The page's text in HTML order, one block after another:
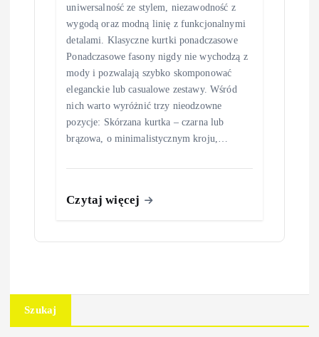
uniwersalność ze stylem, niezawodność z
wygodą oraz modną linię z funkcjonalnymi
detalami. Klasyczne kurtki ponadczasowe
Ponadczasowe fasony nigdy nie wychodzą z
mody i pozwalają szybko skomponować
eleganckie lub casualowe zestawy. Wśród
nich warto wyróżnić trzy nieodzowne
pozycje: Skórzana kurtka – czarna lub
brązowa, o minimalistycznym kroju,…
Czytaj więcej
Szukaj